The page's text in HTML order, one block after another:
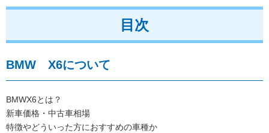
目次
BMW X6について
BMWX6とは？
新車価格・中古車相場
特徴やどういった方におすすめの車種か